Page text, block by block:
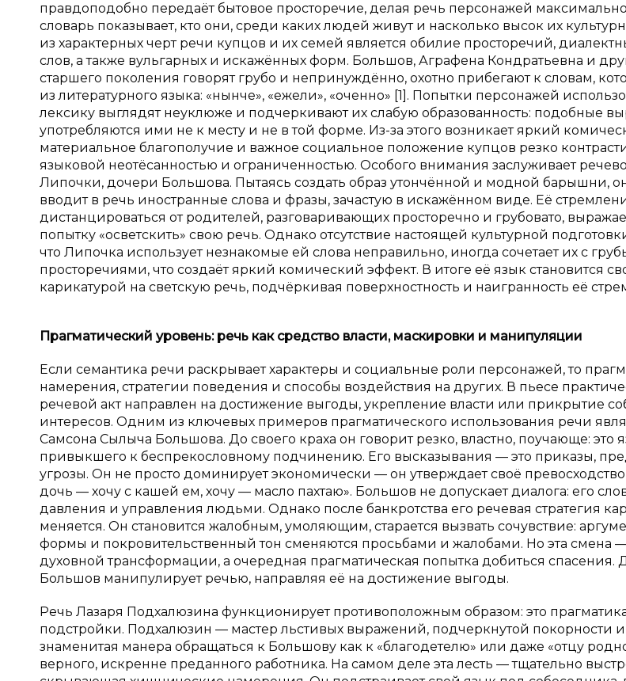
правдоподобно передаёт бытовое просторечие, делая речь персонажей
словарь показывает, кто они, среди каких людей живут и насколько высок их
из характерных черт речи купцов и их семей является обилие просторечий,
слов, а также вульгарных и искажённых форм. Большов, Аграфена Кондратьевна и
старшего поколения говорят грубо и непринуждённо, охотно прибегают к словам,
из литературного языка: «нынче», «ежели», «оченно» [1]. Попытки персонажей
лексику выглядят неуклюже и подчеркивают их слабую образованность: подобные
употребляются ими не к месту и не в той форме. Из-за этого возникает яркий
материальное благополучие и важное социальное положение купцов резко
языковой неотёсанностью и ограниченностью. Особого внимания заслуживает
Липочки, дочери Большова. Пытаясь создать образ утончённой и модной барышни,
вводит в речь иностранные слова и фразы, зачастую в искажённом виде. Её
дистанцироваться от родителей, разговаривающих просторечно и грубовато,
попытку «осветскить» свою речь. Однако отсутствие настоящей культурной
что Липочка использует незнакомые ей слова неправильно, иногда сочетает их с
просторечиями, что создаёт яркий комический эффект. В итоге её язык становится
карикатурой на светскую речь, подчёркивая поверхностность и наигранность её
Прагматический уровень: речь как средство власти, маскировки и манипуляции
Если семантика речи раскрывает характеры и социальные роли персонажей, то
намерения, стратегии поведения и способы воздействия на других. В пьесе
речевой акт направлен на достижение выгоды, укрепление власти или прикрытие
интересов. Одним из ключевых примеров прагматического использования речи
Самсона Сылыча Большова. До своего краха он говорит резко, властно, поучающе: это
привыкшего к беспрекословному подчинению. Его высказывания — это приказы,
угрозы. Он не просто доминирует экономически — он утверждает своё
дочь — хочу с кашей ем, хочу — масло пахтаю». Большов не допускает диалога: его
давления и управления людьми. Однако после банкротства его речевая стратегия
меняется. Он становится жалобным, умоляющим, старается вызвать сочувствие:
формы и покровительственный тон сменяются просьбами и жалобами. Но эта смена
духовной трансформации, а очередная прагматическая попытка добиться спасения.
Большов манипулирует речью, направляя её на достижение выгоды.
Речь Лазаря Подхалюзина функционирует противоположным образом: это
подстройки. Подхалюзин — мастер льстивых выражений, подчеркнутой покорности
знаменитая манера обращаться к Большову как к «благодетелю» или даже «отцу
верного, искренне преданного работника. На самом деле эта лесть — тщательно